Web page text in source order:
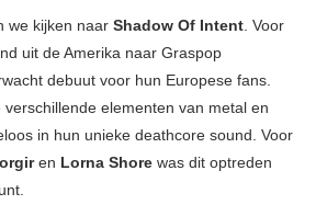
we kijken naar Shadow Of Intent. Voor
uit de Amerika naar Graspop
debuut voor hun Europese fans.
elementen van metal en
in hun unieke deathcore sound. Voor
en Lorna Shore was dit optreden